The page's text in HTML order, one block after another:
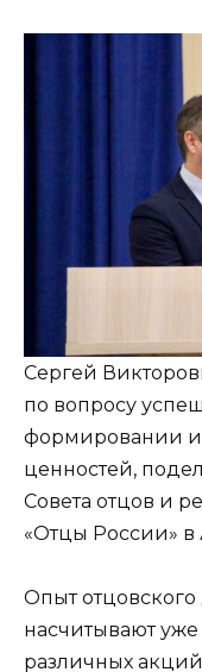
Сергей
по вопросу
формировании
ценностей,
Совета отцов и
«Отцы России» в
Опыт
насчитывают уже
различных